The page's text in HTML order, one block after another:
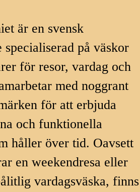
är en svensk
specialiserad på väskor
för resor, vardag och
med noggrant
för att erbjuda
och funktionella
håller över tid. Oavsett
en weekendresa eller
vardagsväska, finns